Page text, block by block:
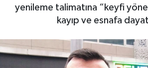
yenileme talimatına “keyfi
kayıp ve esnafa
Haberler
Kültür Sanat
Haber Arşivi